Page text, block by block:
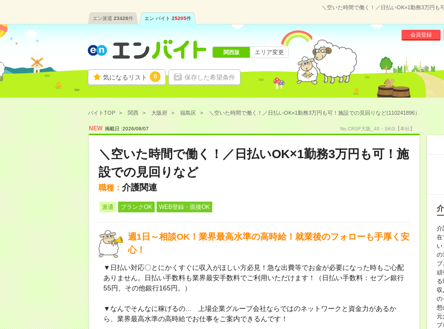
＼空いた時間で働く！／日払いOK×1勤務3万円も
エン派遣 23428件 エン バイト 25205件
気になるリスト 0 保存した希望条件
会員登録
関西版 エリア変更
バイトTOP 関西 大阪府 福島区 ＼空いた時間で働く！／日払いOK×1勤務3万円も可！施設での見回りなど(110241896）
NEW 掲載日 :2026/08/07 No.CRSF大阪_40・SKG【本社】
＼空いた時間で働く！／日払いOK×1勤務3万円も可！施
設での見回りなど
職種： 介護関連
派遣 ブランクOK WEB登録・面接OK
週1日～相談OK！業界最高水準の高時給！就業後のフォローも手厚く安
心！
▼日払い対応〇とにかくすぐに収入がほしい方必見！急な出費等でお金が必要になった時もご心配
ありません。日払い手数料も業界最安手数料でご利用いただけます！（日払い手数料：セブン銀行
55円、その他銀行165円。）
▼なんでそんなに稼げるの... 上場企業グループ会社ならではのネットワークと資金力があるか
ら、業界最高水準の高時給でお仕事をご案内できるんです！
介
在
い
の
プ
頑
収
の
想
元
プ